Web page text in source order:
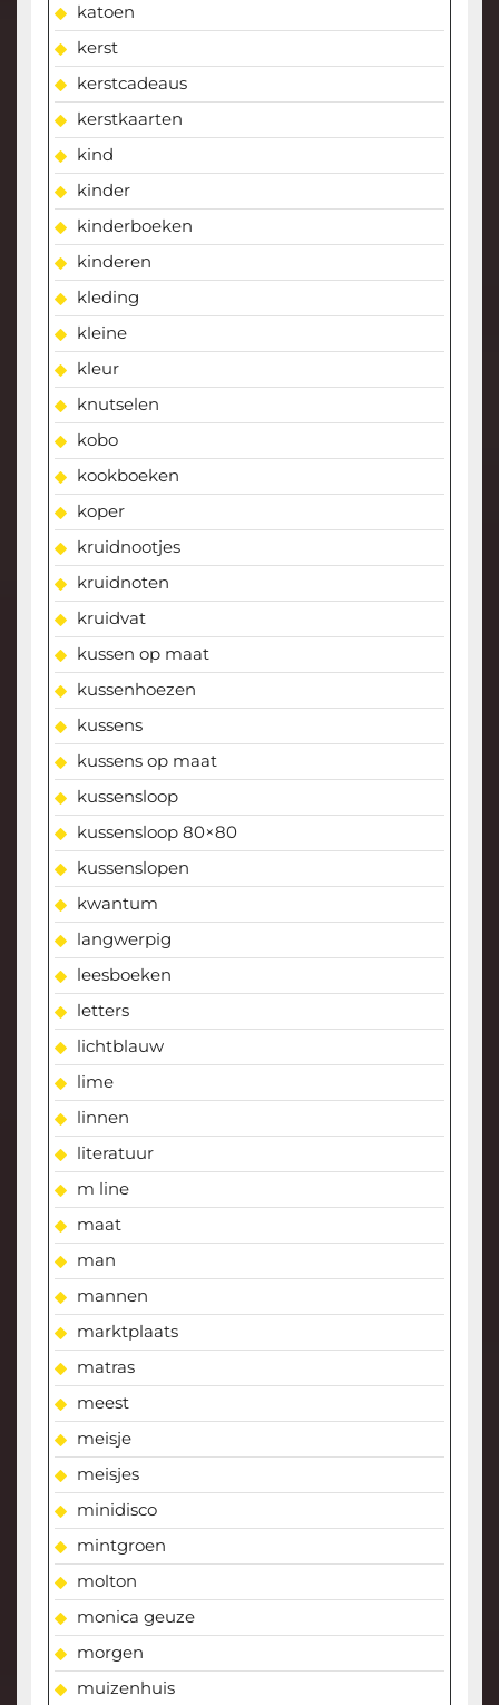
katoen
kerst
kerstcadeaus
kerstkaarten
kind
kinder
kinderboeken
kinderen
kleding
kleine
kleur
knutselen
kobo
kookboeken
koper
kruidnootjes
kruidnoten
kruidvat
kussen op maat
kussenhoezen
kussens
kussens op maat
kussensloop
kussensloop 80×80
kussenslopen
kwantum
langwerpig
leesboeken
letters
lichtblauw
lime
linnen
literatuur
m line
maat
man
mannen
marktplaats
matras
meest
meisje
meisjes
minidisco
mintgroen
molton
monica geuze
morgen
muizenhuis